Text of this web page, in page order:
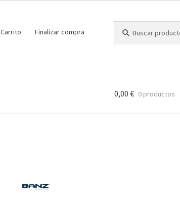
Carrito Finalizar compra
por:
0,00 € 0 productos